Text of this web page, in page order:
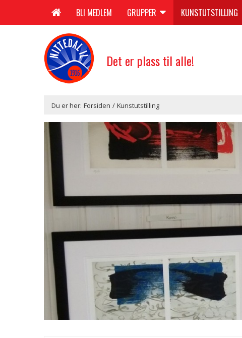
BLI MEDLEM GRUPPER KUNSTUTSTILLING
Det er plass til alle!
Du er her: Forsiden / Kunstutstilling